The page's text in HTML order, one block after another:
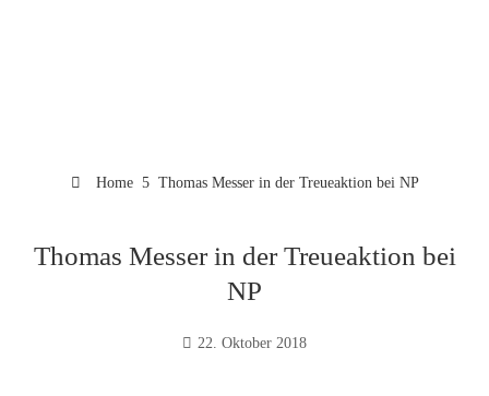
Home Thomas Messer in der Treueaktion bei NP
Thomas Messer in der Treueaktion bei
NP
22. Oktober 2018